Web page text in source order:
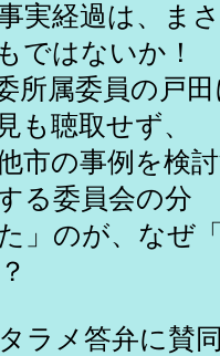
実経過は、まさ
はないか！
委員の戸田
も聴取せず、
の事例を検討
る委員会の分
のが、なぜ「
メ答弁に賛同